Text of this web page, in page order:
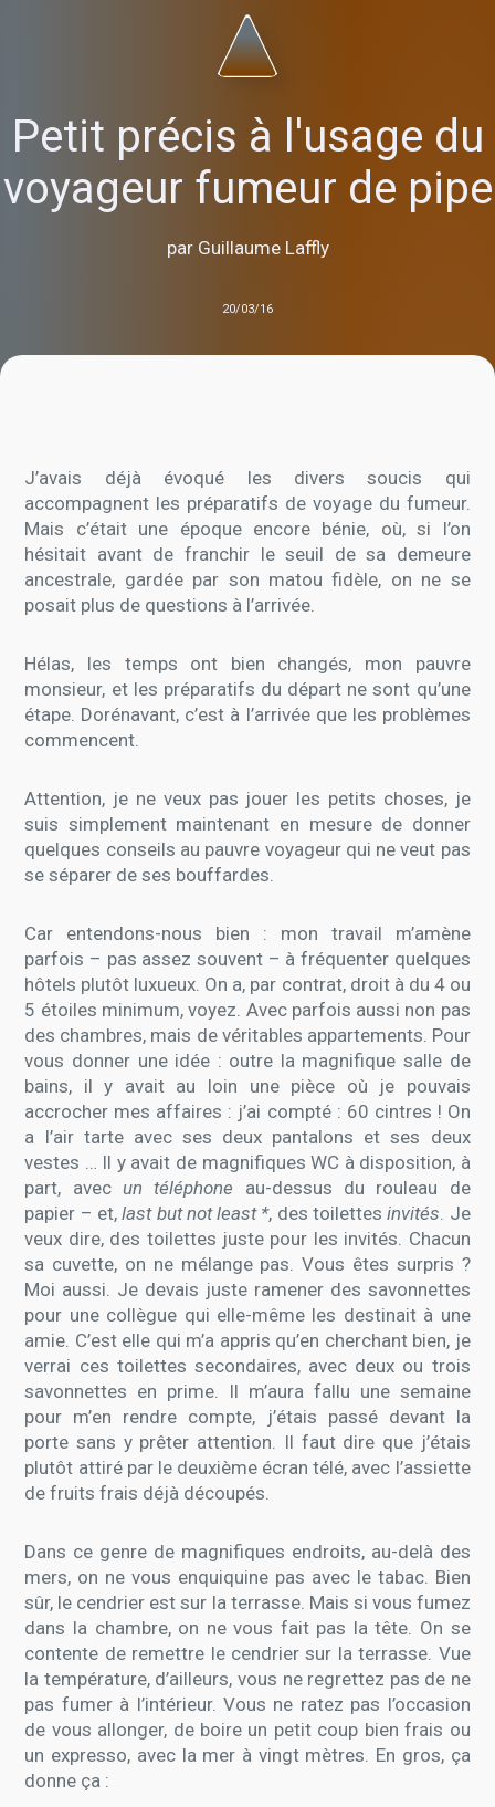
Petit précis à l'usage du
voyageur fumeur de pipe
par Guillaume Laffly
20/03/16
J’avais déjà évoqué les divers soucis qui
accompagnent les préparatifs de voyage du fumeur.
Mais c’était une époque encore bénie, où, si l’on
hésitait avant de franchir le seuil de sa demeure
ancestrale, gardée par son matou fidèle, on ne se
posait plus de questions à l’arrivée.
Hélas, les temps ont bien changés, mon pauvre
monsieur, et les préparatifs du départ ne sont qu’une
étape. Dorénavant, c’est à l’arrivée que les problèmes
commencent.
Attention, je ne veux pas jouer les petits choses, je
suis simplement maintenant en mesure de donner
quelques conseils au pauvre voyageur qui ne veut pas
se séparer de ses bouffardes.
Car entendons-nous bien : mon travail m’amène
parfois – pas assez souvent – à fréquenter quelques
hôtels plutôt luxueux. On a, par contrat, droit à du 4 ou
5 étoiles minimum, voyez. Avec parfois aussi non pas
des chambres, mais de véritables appartements. Pour
vous donner une idée : outre la magnifique salle de
bains, il y avait au loin une pièce où je pouvais
accrocher mes affaires : j’ai compté : 60 cintres ! On
a l’air tarte avec ses deux pantalons et ses deux
vestes … Il y avait de magnifiques WC à disposition, à
part, avecun téléphone au-dessus du rouleau de
papier – et,last but not least *, des toilettesinvités. Je
veux dire, des toilettes juste pour les invités. Chacun
sa cuvette, on ne mélange pas. Vous êtes surpris ?
Moi aussi. Je devais juste ramener des savonnettes
pour une collègue qui elle-même les destinait à une
amie. C’est elle qui m’a appris qu’en cherchant bien, je
verrai ces toilettes secondaires, avec deux ou trois
savonnettes en prime. Il m’aura fallu une semaine
pour m’en rendre compte, j’étais passé devant la
porte sans y prêter attention. Il faut dire que j’étais
plutôt attiré par le deuxième écran télé, avec l’assiette
de fruits frais déjà découpés.
Dans ce genre de magnifiques endroits, au-delà des
mers, on ne vous enquiquine pas avec le tabac. Bien
sûr, le cendrier est sur la terrasse. Mais si vous fumez
dans la chambre, on ne vous fait pas la tête. On se
contente de remettre le cendrier sur la terrasse. Vue
la température, d’ailleurs, vous ne regrettez pas de ne
pas fumer à l’intérieur. Vous ne ratez pas l’occasion
de vous allonger, de boire un petit coup bien frais ou
un expresso, avec la mer à vingt mètres. En gros, ça
donne ça :